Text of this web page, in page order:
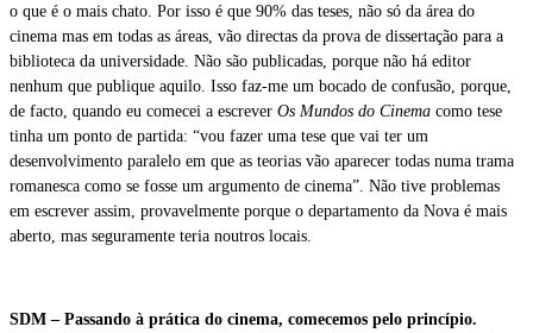
o que é o mais chato. Por isso é que 90% das teses, não só da área do
cinema mas em todas as áreas, vão directas da prova de dissertação para a
biblioteca da universidade. Não são publicadas, porque não há editor
nenhum que publique aquilo. Isso faz-me um bocado de confusão, porque,
de facto, quando eu comecei a escrever Os Mundos do Cinema como tese
tinha um ponto de partida: “vou fazer uma tese que vai ter um
desenvolvimento paralelo em que as teorias vão aparecer todas numa trama
romanesca como se fosse um argumento de cinema”. Não tive problemas
em escrever assim, provavelmente porque o departamento da Nova é mais
aberto, mas seguramente teria noutros locais.
SDM – Passando à prática do cinema, comecemos pelo princípio.